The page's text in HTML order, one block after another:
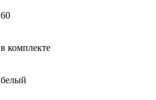
60
в комплекте
белый